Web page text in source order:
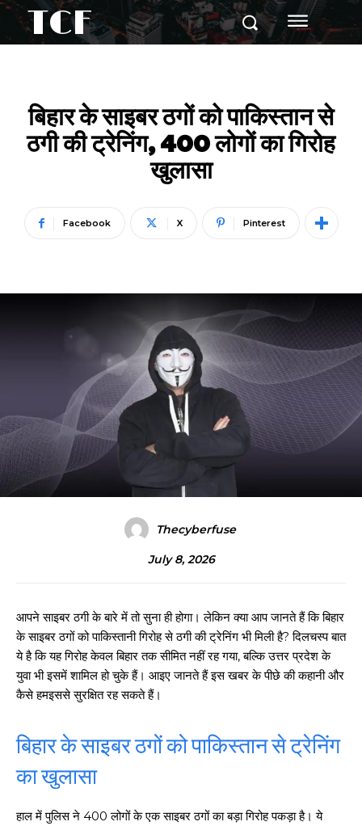
TCF
बिहार के साइबर ठगों को पाकिस्तान से
ठगी की ट्रेनिंग, 400 लोगों का गिरोह
खुलासा
Facebook X Pinterest
Thecyberfuse
July 8, 2026
आपने साइबर ठगी के बारे में तो सुना ही होगा। लेकिन क्या आप जानते हैं कि बिहार
के साइबर ठगों को पाकिस्तानी गिरोह से ठगी की ट्रेनिंग भी मिली है? दिलचस्प बात
ये है कि यह गिरोह केवल बिहार तक सीमित नहीं रह गया, बल्कि उत्तर प्रदेश के
युवा भी इसमें शामिल हो चुके हैं। आइए जानते हैं इस खबर के पीछे की कहानी और
कैसे हमइससे सुरक्षित रह सकते हैं।
बिहार के साइबर ठगों को पाकिस्तान से ट्रेनिंग
का खुलासा
हाल में पुलिस ने 400 लोगों के एक साइबर ठगों का बड़ा गिरोह पकड़ा है। ये